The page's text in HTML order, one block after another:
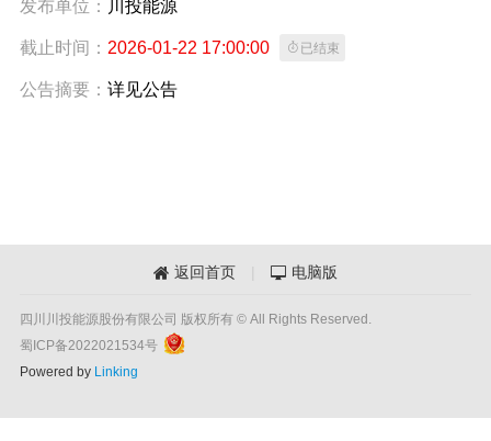
发布单位： 川投能源
截止时间： 2026-01-22 17:00:00  已结束
公告摘要： 详见公告
 返回首页  电脑版
四川川投能源股份有限公司 版权所有 © All Rights Reserved.
蜀ICP备2022021534号
Powered by Linking